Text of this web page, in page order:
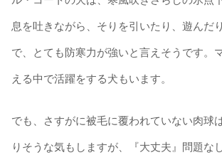
息を吐きながら、そりを引いたり、遊んだ
で、とても防寒力が強いと言えそうです。
える中で活躍をする犬もいます。
でも、さすがに被毛に覆われていない肉球
りそうな気もしますが、『大丈夫』問題な